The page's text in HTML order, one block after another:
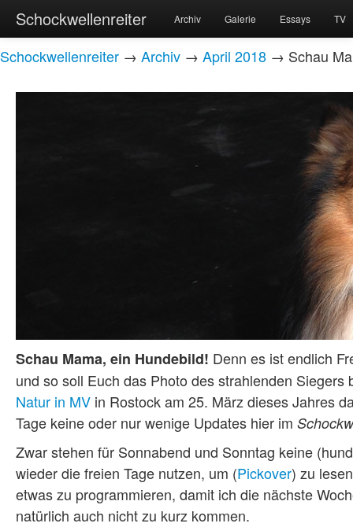
Schockwellenreiter Archiv Galerie Essays TV
Schockwellenreiter → Archiv → April 2018 → Schau
Schau Mama, ein Hundebild! Denn es ist endlich
und so soll Euch das Photo des strahlenden Siegers
Natur in MV in Rostock am 25. März dieses Jahres
Tage keine oder nur wenige Updates hier im
Zwar stehen für Sonnabend und Sonntag keine
wieder die freien Tage nutzen, um (Pickover) zu
etwas zu programmieren, damit ich die nächste
natürlich auch nicht zu kurz kommen.